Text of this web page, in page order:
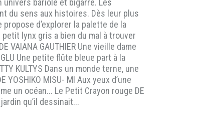
bariolé et bigarré. Les
du sens aux histoires. Dès leur plus
d’explorer la palette de la
petit lynx gris a bien du mal à trouver
GAUTHIER Une vieille dame
Une petite flûte bleue part à la
KULTYS Dans un monde terne, une
MISU- MI Aux yeux d’une
un océan... Le Petit Crayon rouge DE
qu’il dessinait...